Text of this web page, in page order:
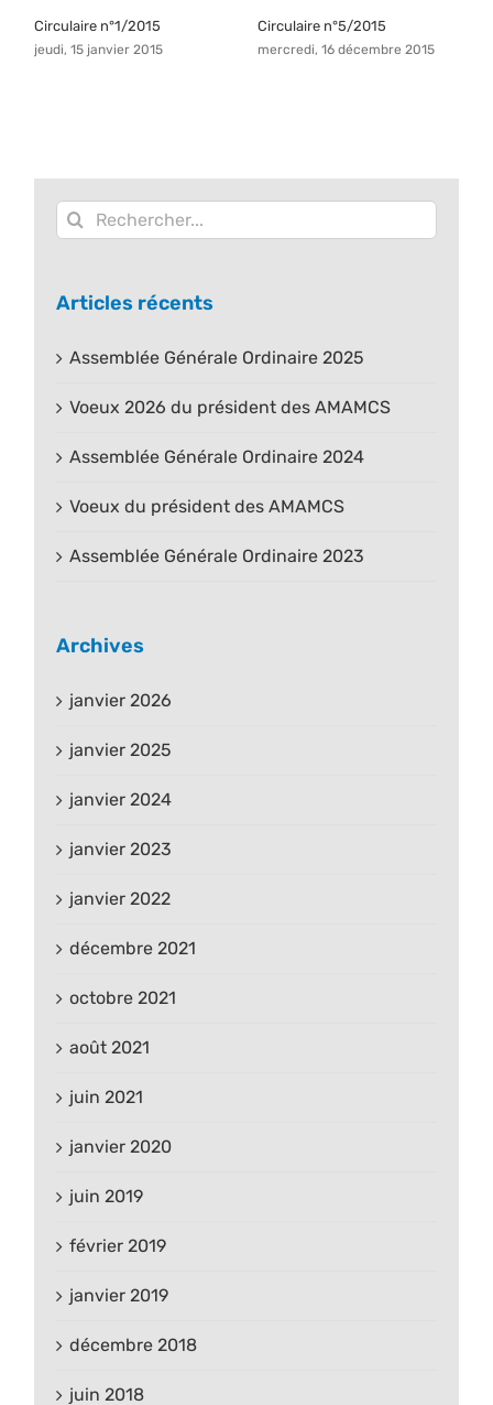
Circulaire n°1/2015
jeudi, 15 janvier 2015
Circulaire n°5/2015
mercredi, 16 décembre 2015
Rechercher:
Articles récents
Assemblée Générale Ordinaire 2025
Voeux 2026 du président des AMAMCS
Assemblée Générale Ordinaire 2024
Voeux du président des AMAMCS
Assemblée Générale Ordinaire 2023
Archives
janvier 2026
janvier 2025
janvier 2024
janvier 2023
janvier 2022
décembre 2021
octobre 2021
août 2021
juin 2021
janvier 2020
juin 2019
février 2019
janvier 2019
décembre 2018
juin 2018